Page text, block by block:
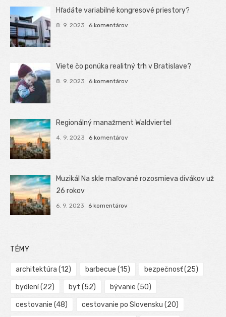
Hľadáte variabilné kongresové priestory?
8. 9. 2023 6 komentárov
Viete čo ponúka realitný trh v Bratislave?
8. 9. 2023 6 komentárov
Regionálný manažment Waldviertel
4. 9. 2023 6 komentárov
Muzikál Na skle maľované rozosmieva divákov už
26 rokov
6. 9. 2023 6 komentárov
TÉMY
architektúra (12) barbecue (15) bezpečnosť(25)
bydlení(22) byt (52) bývanie (50)
cestovanie (48) cestovanie po Slovensku (20)